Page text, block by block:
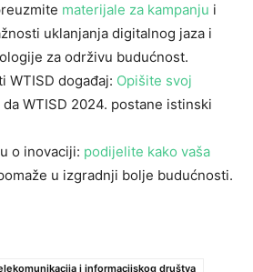
materijale za kampanju i
uklanjanja digitalnog jaza i
za održivu budućnost.
WTISD događaj: Opišite svoj
WTISD 2024. postane istinski
o inovaciji: podijelite kako vaša
u izgradnji bolje budućnosti.
i informacijskog društva